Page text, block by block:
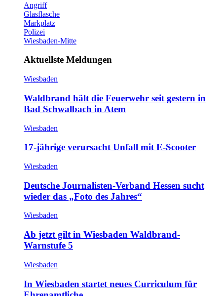
Angriff
Glasflasche
Markplatz
Polizei
Wiesbaden-Mitte
Aktuellste Meldungen
Wiesbaden
Waldbrand hält die Feuerwehr seit gestern in
Bad Schwalbach in Atem
Wiesbaden
17-jährige verursacht Unfall mit E-Scooter
Wiesbaden
Deutsche Journalisten-Verband Hessen sucht
wieder das „Foto des Jahres“
Wiesbaden
Ab jetzt gilt in Wiesbaden Waldbrand-
Warnstufe 5
Wiesbaden
In Wiesbaden startet neues Curriculum für